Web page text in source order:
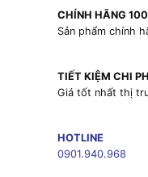
CHÍNH HÃNG
Sản phẩm chính
TIẾT KIỆM CHI
Giá tốt nhất thị
HOTLINE
0901.940.968